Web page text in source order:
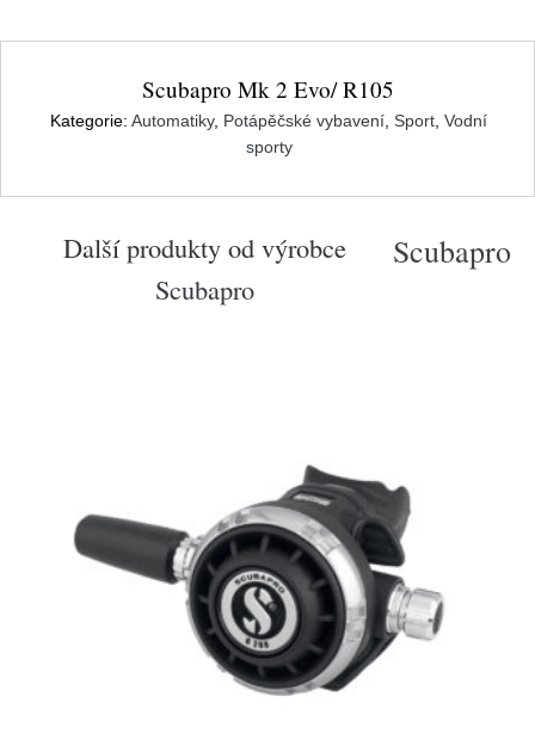
Scubapro Mk 2 Evo/ R105
Kategorie: Automatiky, Potápěčské vybavení Sport Vodní
sporty
Další produkty od výrobce
Scubapro
Scubapro